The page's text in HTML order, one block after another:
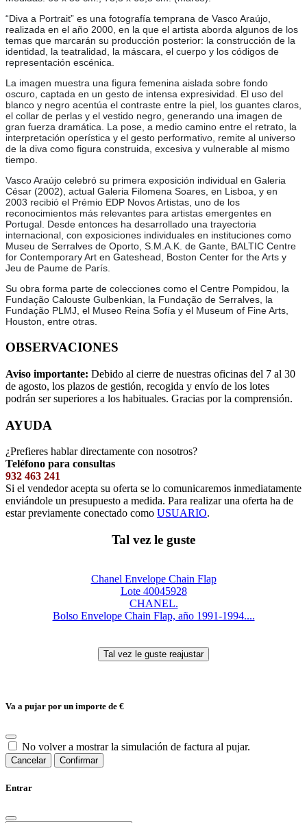
“Diva a Portrait” es una fotografía temprana de Vasco Araújo,
realizada en el año 2000, en la que el artista aborda algunos de los
temas que marcarán su producción posterior: la construcción de la
identidad, la teatralidad, la máscara, el cuerpo y los códigos de
representación escénica.
La imagen muestra una figura femenina aislada sobre fondo
oscuro, captada en un gesto de intensa expresividad. El uso del
blanco y negro acentúa el contraste entre la piel, los guantes claros,
el collar de perlas y el vestido negro, generando una imagen de
gran fuerza dramática. La pose, a medio camino entre el retrato, la
interpretación operística y el gesto performativo, remite al universo
de la diva como figura construida, excesiva y vulnerable al mismo
tiempo.
Vasco Araújo celebró su primera exposición individual en Galeria
César (2002), actual Galeria Filomena Soares, en Lisboa, y en
2003 recibió el Prémio EDP Novos Artistas, uno de los
reconocimientos más relevantes para artistas emergentes en
Portugal. Desde entonces ha desarrollado una trayectoria
internacional, con exposiciones individuales en instituciones como
Museu de Serralves de Oporto, S.M.A.K. de Gante, BALTIC Centre
for Contemporary Art en Gateshead, Boston Center for the Arts y
Jeu de Paume de París.
Su obra forma parte de colecciones como el Centre Pompidou, la
Fundação Calouste Gulbenkian, la Fundação de Serralves, la
Fundação PLMJ, el Museo Reina Sofía y el Museum of Fine Arts,
Houston, entre otras.
OBSERVACIONES
Aviso importante: Debido al cierre de nuestras oficinas del 7 al 30
de agosto, los plazos de gestión, recogida y envío de los lotes
podrán ser superiores a los habituales. Gracias por la comprensión.
AYUDA
¿Prefieres hablar directamente con nosotros?
Teléfono para consultas
932 463 241
Si el vendedor acepta su oferta se lo comunicaremos inmediatamente
enviándole un presupuesto a medida. Para realizar una oferta ha de
estar previamente conectado como USUARIO.
Tal vez le guste
Chanel Envelope Chain Flap
Lote 40045928
CHANEL.
Bolso Envelope Chain Flap, año 1991-1994....
Va a pujar por un importe de €
No volver a mostrar la simulación de factura al pujar.
Cancelar Confirmar
Entrar